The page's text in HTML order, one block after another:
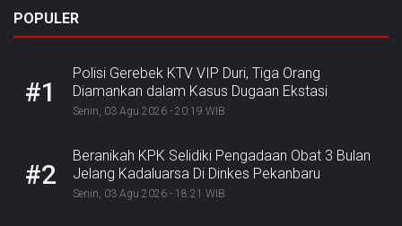
POPULER
#1
Polisi Gerebek KTV VIP Duri, Tiga Orang
Diamankan dalam Kasus Dugaan Ekstasi
Senin, 03 Agu 2026 - 20:19 WIB
#2
Beranikah KPK Selidiki Pengadaan Obat 3 Bulan
Jelang Kadaluarsa Di Dinkes Pekanbaru
Senin, 03 Agu 2026 - 18:21 WIB